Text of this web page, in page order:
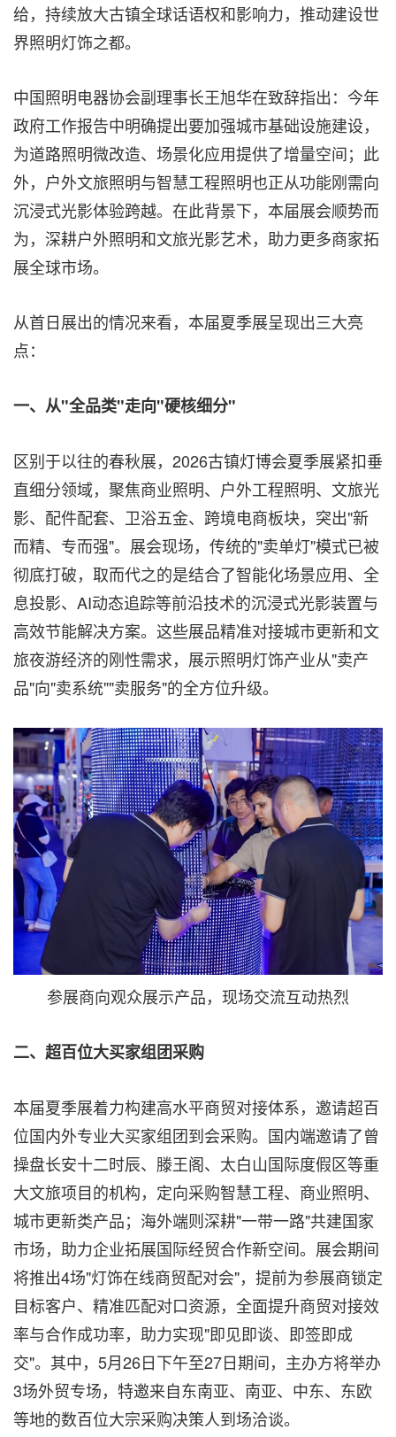
给，持续放大古镇全球话语权和影响力，推动建设世
界照明灯饰之都。
中国照明电器协会副理事长王旭华在致辞指出：今年
政府工作报告中明确提出要加强城市基础设施建设，
为道路照明微改造、场景化应用提供了增量空间；此
外，户外文旅照明与智慧工程照明也正从功能刚需向
沉浸式光影体验跨越。在此背景下，本届展会顺势而
为，深耕户外照明和文旅光影艺术，助力更多商家拓
展全球市场。
从首日展出的情况来看，本届夏季展呈现出三大亮
点：
一、从"全品类"走向"硬核细分"
区别于以往的春秋展，2026古镇灯博会夏季展紧扣垂
直细分领域，聚焦商业照明、户外工程照明、文旅光
影、配件配套、卫浴五金、跨境电商板块，突出"新
而精、专而强"。展会现场，传统的"卖单灯"模式已被
彻底打破，取而代之的是结合了智能化场景应用、全
息投影、AI动态追踪等前沿技术的沉浸式光影装置与
高效节能解决方案。这些展品精准对接城市更新和文
旅夜游经济的刚性需求，展示照明灯饰产业从"卖产
品"向"卖系统""卖服务"的全方位升级。
参展商向观众展示产品，现场交流互动热烈
二、超百位大买家组团采购
本届夏季展着力构建高水平商贸对接体系，邀请超百
位国内外专业大买家组团到会采购。国内端邀请了曾
操盘长安十二时辰、滕王阁、太白山国际度假区等重
大文旅项目的机构，定向采购智慧工程、商业照明、
城市更新类产品；海外端则深耕"一带一路"共建国家
市场，助力企业拓展国际经贸合作新空间。展会期间
将推出4场"灯饰在线商贸配对会"，提前为参展商锁定
目标客户、精准匹配对口资源，全面提升商贸对接效
率与合作成功率，助力实现"即见即谈、即签即成
交"。其中，5月26日下午至27日期间，主办方将举办
3场外贸专场，特邀来自东南亚、南亚、中东、东欧
等地的数百位大宗采购决策人到场洽谈。